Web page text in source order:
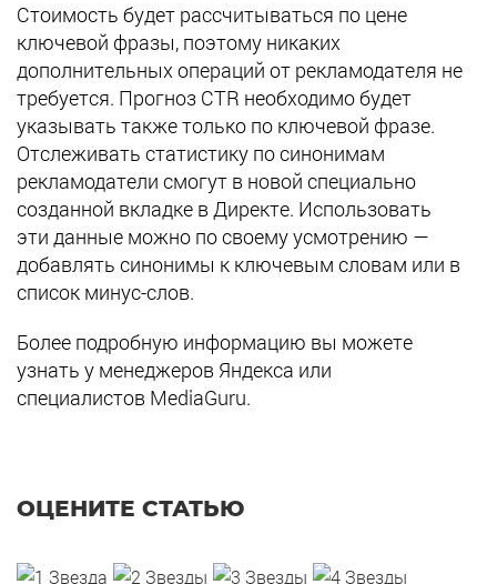
Стоимость будет рассчитываться по цене
ключевой фразы, поэтому никаких
дополнительных операций от рекламодателя не
требуется. Прогноз CTR необходимо будет
указывать также только по ключевой фразе.
Отслеживать статистику по синонимам
рекламодатели смогут в новой специально
созданной вкладке в Директе. Использовать
эти данные можно по своему усмотрению —
добавлять синонимы к ключевым словам или в
список минус-слов.
Более подробную информацию вы можете
узнать у менеджеров Яндекса или
специалистов MediaGuru.
ОЦЕНИТЕ СТАТЬЮ